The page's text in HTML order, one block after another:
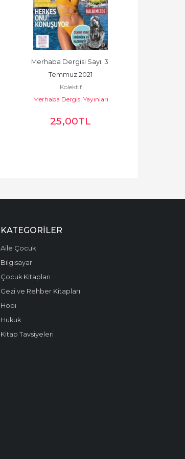
Merhaba Dergisi Sayı: 3
Temmuz 2021
Kolektif
Merhaba Dergisi Yayınları
25,00TL
KATEGORILER
Aile Çocuk
Bilgisayar
Çocuk Kitapları
Gezi ve Rehber Kitapları
Hobi
Hukuk
Kitap Tavsiyeleri